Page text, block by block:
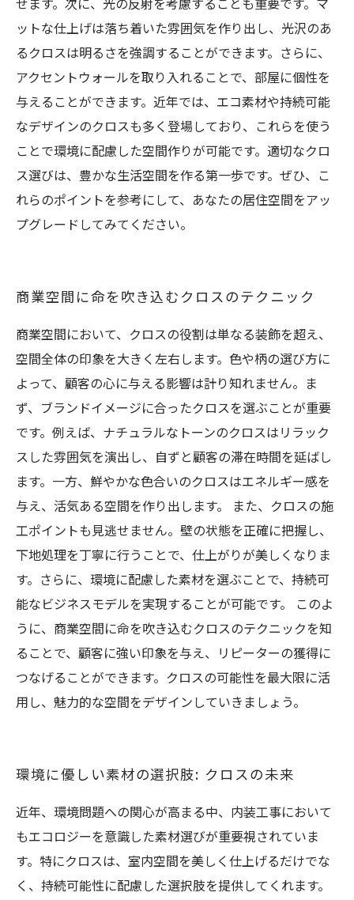
ットな仕上げは落ち着いた雰囲気を作り出し、光沢のあ
るクロスは明るさを強調することができます。さらに、
アクセントウォールを取り入れることで、部屋に個性を
与えることができます。近年では、エコ素材や持続可能
なデザインのクロスも多く登場しており、これらを使う
ことで環境に配慮した空間作りが可能です。適切なクロ
ス選びは、豊かな生活空間を作る第一歩です。ぜひ、こ
れらのポイントを参考にして、あなたの居住空間をアッ
プグレードしてみてください。
商業空間に命を吹き込むクロスのテクニック
商業空間において、クロスの役割は単なる装飾を超え、
空間全体の印象を大きく左右します。色や柄の選び方に
よって、顧客の心に与える影響は計り知れません。ま
ず、ブランドイメージに合ったクロスを選ぶことが重要
です。例えば、ナチュラルなトーンのクロスはリラック
スした雰囲気を演出し、自ずと顧客の滞在時間を延ばし
ます。一方、鮮やかな色合いのクロスはエネルギー感を
与え、活気ある空間を作り出します。 また、クロスの施
工ポイントも見逃せません。壁の状態を正確に把握し、
下地処理を丁寧に行うことで、仕上がりが美しくなりま
す。さらに、環境に配慮した素材を選ぶことで、持続可
能なビジネスモデルを実現することが可能です。 このよ
うに、商業空間に命を吹き込むクロスのテクニックを知
ることで、顧客に強い印象を与え、リピーターの獲得に
つなげることができます。クロスの可能性を最大限に活
用し、魅力的な空間をデザインしていきましょう。
環境に優しい素材の選択肢: クロスの未来
近年、環境問題への関心が高まる中、内装工事において
もエコロジーを意識した素材選びが重要視されていま
す。特にクロスは、室内空間を美しく仕上げるだけでな
く、持続可能性に配慮した選択肢を提供してくれます。